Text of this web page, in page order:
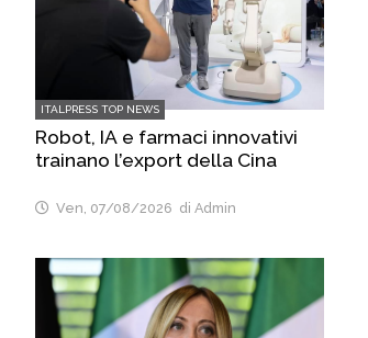
ITALPRESS TOP NEWS
Robot, IA e farmaci innovativi
trainano l’export della Cina
Ven, 07/08/2026 di Admin